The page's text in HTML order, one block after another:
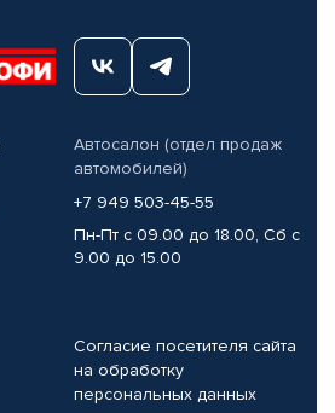
Автосалон (отдел продаж
автомобилей)
+7 949 503-45-55
Пн-Пт с 09.00 до 18.00, Сб с
9.00 до 15.00
Согласие посетителя сайта
на обработку
персональных данных